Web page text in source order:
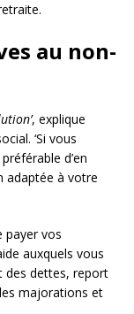
au non-
, explique
‘Si vous
d’en
adaptée à votre
payer vos
auxquels vous
des dettes, report
majorations et